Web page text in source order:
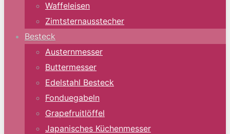
Waffeleisen
Zimtsternausstecher
Besteck
Austernmesser
Buttermesser
Edelstahl Besteck
Fonduegabeln
Grapefruitlöffel
Japanisches Küchenmesser